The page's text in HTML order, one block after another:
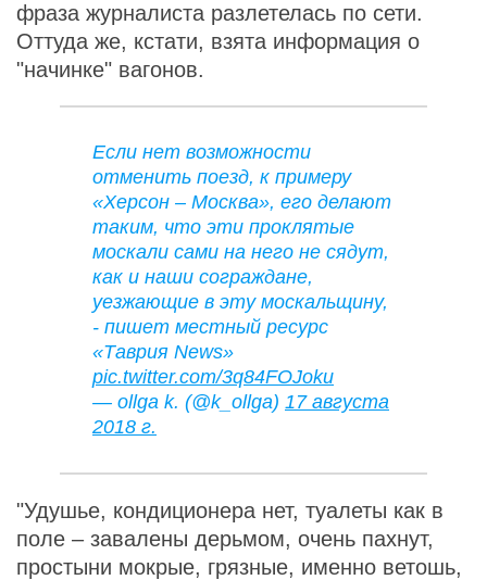
фраза журналиста разлетелась по сети.
Оттуда же, кстати, взята информация о
"начинке" вагонов.
Если нет возможности
отменить поезд, к примеру
«Херсон – Москва», его делают
таким, что эти проклятые
москали сами на него не сядут,
как и наши сограждане,
уезжающие в эту москальщину,
- пишет местный ресурс
«Таврия News»
pic.twitter.com/3q84FOJoku
— ollga k. (@k_ollga) 17 августа
2018 г.
"Удушье, кондиционера нет, туалеты как в
поле – завалены дерьмом, очень пахнут,
простыни мокрые, грязные, именно ветошь,